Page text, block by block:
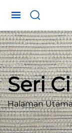
Seri
Halaman